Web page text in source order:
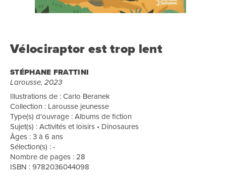
Vélociraptor est trop lent
STÉPHANE FRATTINI
Larousse, 2023
Illustrations de : Carlo Beranek
Collection : Larousse jeunesse
Type(s) d'ouvrage : Albums de fiction
Sujet(s) : Activités et loisirs • Dinosaures
Âges : 3 à 6 ans
Sélection(s) : -
Nombre de pages : 28
ISBN : 9782036044098